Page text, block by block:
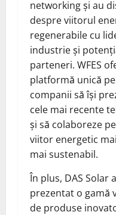
networking și au
despre viitorul
regenerabile cu
industrie și
parteneri. WFES
platformă unică
companii să își
cele mai recente
și să colaboreze
viitor energetic
mai sustenabil.
În plus, DAS Solar a
prezentat o gamă
de produse